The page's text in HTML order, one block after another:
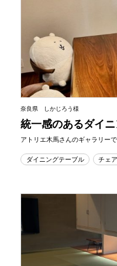
奈良県 しかじろう様
統一感のあるダイ
アトリエ木馬さんのギャラリー
ダイニングテーブル チェ